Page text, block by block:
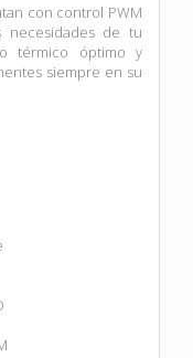
con control PWM
necesidades de tu
térmico óptimo y
siempre en su